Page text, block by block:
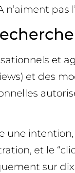
n’aiment pas
et
et des
et le
sur